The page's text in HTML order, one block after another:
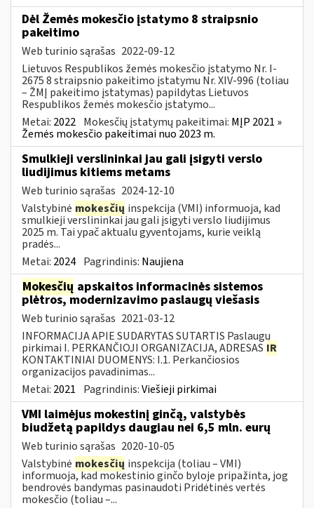
Dėl Žemės mokesčio įstatymo 8 straipsnio
pakeitimo
Web turinio sąrašas 2022-09-12
Lietuvos Respublikos žemės mokesčio įstatymo Nr. I-
2675 8 straipsnio pakeitimo įstatymu Nr. XIV-996 (toliau
– ŽMĮ pakeitimo įstatymas) papildytas Lietuvos
Respublikos žemės mokesčio įstatymo...
Metai: 2022 Mokesčių įstatymų pakeitimai: MĮP 2021 »
Žemės mokesčio pakeitimai nuo 2023 m.
Smulkieji verslininkai jau gali įsigyti verslo
liudijimus kitiems metams
Web turinio sąrašas 2024-12-10
Valstybinė mokesčių inspekcija (VMI) informuoja, kad
smulkieji verslininkai jau gali įsigyti verslo liudijimus
2025 m. Tai ypač aktualu gyventojams, kurie veiklą
pradės...
Metai: 2024 Pagrindinis: Naujiena
Mokesčių apskaitos informacinės sistemos
plėtros, modernizavimo paslaugų viešasis
Web turinio sąrašas 2021-03-12
INFORMACIJA APIE SUDARYTAS SUTARTIS Paslaugų
pirkimai I. PERKANČIOJI ORGANIZACIJA, ADRESAS IR
KONTAKTINIAI DUOMENYS: I.1. Perkančiosios
organizacijos pavadinimas...
Metai: 2021 Pagrindinis:Viešieji pirkimai
VMI laimėjus mokestinį ginčą, valstybės
biudžetą papildys daugiau nei 6,5 mln. eurų
Web turinio sąrašas 2020-10-05
Valstybinė mokesčių inspekcija (toliau – VMI)
informuoja, kad mokestinio ginčo byloje pripažinta, jog
bendrovės bandymas pasinaudoti Pridėtinės vertės
mokesčio (toliau –...